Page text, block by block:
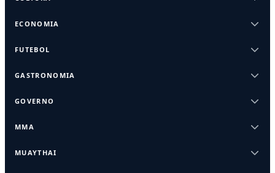
ECONOMIA
FUTEBOL
GASTRONOMIA
GOVERNO
MMA
MUAYTHAI